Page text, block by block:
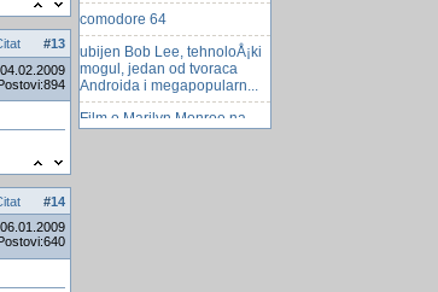
#13
#14
Postovi:640
comodore 64
ubijen Bob Lee, tehnoloÅ¡ki
mogul, jedan od tvoraca
Androida i megapopularn...
Film o Marilyn Monroe na
festivalu u New Yorku